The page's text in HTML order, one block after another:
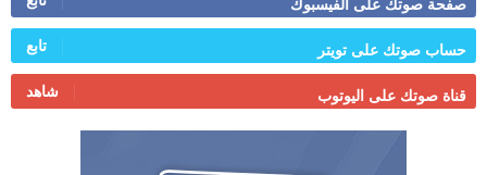
صفحة صوتك على الفيسبوك
حساب صوتك على تويتر تابع
قناة صوتك على اليوتوب شاهد